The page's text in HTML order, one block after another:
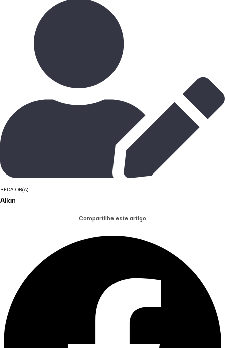
REDATOR(A)
Allan
Compartilhe este artigo